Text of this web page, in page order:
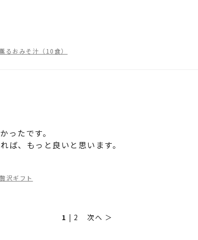
るおみそ汁（10食）
ったです。
ば、もっと良いと思います。
沢ギフト
1 | 2 次へ ＞